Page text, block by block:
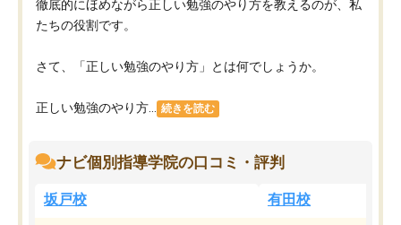
徹底的にほめながら正しい勉強のやり方を教えるのが、私
たちの役割です。
さて、「正しい勉強のやり方」とは何でしょうか。
正しい勉強のやり方... 続きを読む
ナビ個別指導学院の口コミ・評判
坂戸校 有田校